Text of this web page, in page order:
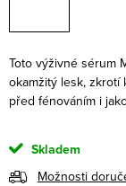
Toto výživné sérum
okamžitý lesk, zkrotí
před fénováním i
Skladem
Možnosti